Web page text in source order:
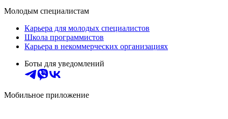
Молодым специалистам
Карьера для молодых специалистов
Школа программистов
Карьера в некоммерческих организациях
Боты для уведомлений
Мобильное приложение